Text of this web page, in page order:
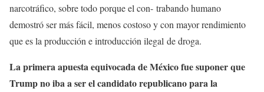
narcotráfico, sobre todo porque el con- trabando humano
demostró ser más fácil, menos costoso y con mayor rendimiento
que es la producción e introducción ilegal de droga.
La primera apuesta equivocada de México fue suponer que
Trump no iba a ser el candidato republicano para la